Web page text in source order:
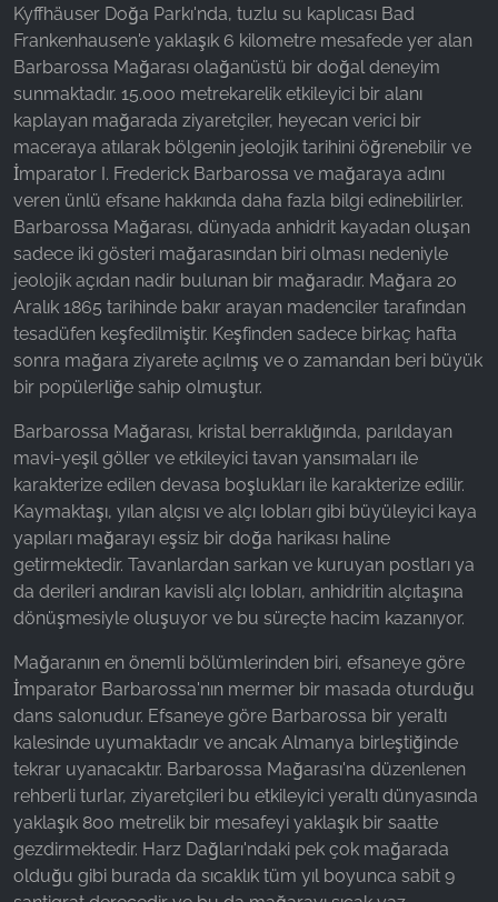
Kyffhäuser Doğa Parkı'nda, tuzlu su kaplıcası Bad
Frankenhausen'e yaklaşık 6 kilometre mesafede yer alan
Barbarossa Mağarası olağanüstü bir doğal deneyim
sunmaktadır. 15.000 metrekarelik etkileyici bir alanı
kaplayan mağarada ziyaretçiler, heyecan verici bir
maceraya atılarak bölgenin jeolojik tarihini öğrenebilir ve
İmparator I. Frederick Barbarossa ve mağaraya adını
veren ünlü efsane hakkında daha fazla bilgi edinebilirler.
Barbarossa Mağarası, dünyada anhidrit kayadan oluşan
sadece iki gösteri mağarasından biri olması nedeniyle
jeolojik açıdan nadir bulunan bir mağaradır. Mağara 20
Aralık 1865 tarihinde bakır arayan madenciler tarafından
tesadüfen keşfedilmiştir. Keşfinden sadece birkaç hafta
sonra mağara ziyarete açılmış ve o zamandan beri büyük
bir popülerliğe sahip olmuştur.
Barbarossa Mağarası, kristal berraklığında, parıldayan
mavi-yeşil göller ve etkileyici tavan yansımaları ile
karakterize edilen devasa boşlukları ile karakterize edilir.
Kaymaktaşı, yılan alçısı ve alçı lobları gibi büyüleyici kaya
yapıları mağarayı eşsiz bir doğa harikası haline
getirmektedir. Tavanlardan sarkan ve kuruyan postları ya
da derileri andıran kavisli alçı lobları, anhidritin alçıtaşına
dönüşmesiyle oluşuyor ve bu süreçte hacim kazanıyor.
Mağaranın en önemli bölümlerinden biri, efsaneye göre
İmparator Barbarossa'nın mermer bir masada oturduğu
dans salonudur. Efsaneye göre Barbarossa bir yeraltı
kalesinde uyumaktadır ve ancak Almanya birleştiğinde
tekrar uyanacaktır. Barbarossa Mağarası'na düzenlenen
rehberli turlar, ziyaretçileri bu etkileyici yeraltı dünyasında
yaklaşık 800 metrelik bir mesafeyi yaklaşık bir saatte
gezdirmektedir. Harz Dağları'ndaki pek çok mağarada
olduğu gibi burada da sıcaklık tüm yıl boyunca sabit 9